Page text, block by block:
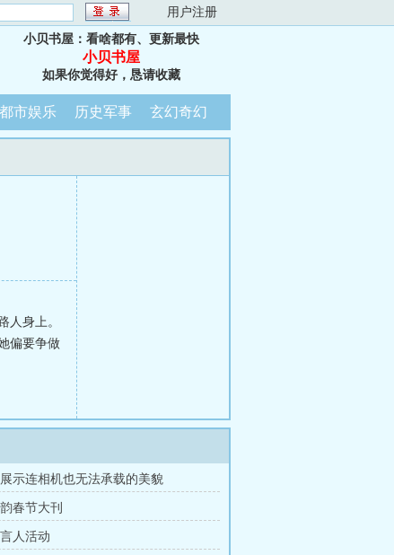
用户注册
小贝书屋：看啥都有、更新最快
小贝书屋
如果你觉得好，恳请收藏
都市娱乐 历史军事 玄幻奇幻
人身上。
偏要争做
示连相机也无法承载的美貌
春节大刊
人活动